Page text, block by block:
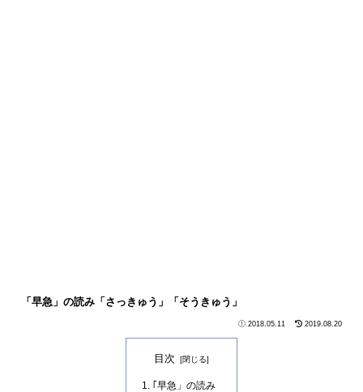
「早急」の読み「さっきゅう」「そうきゅう」
2018.05.11 2019.08.20
目次
｢早急」の読み